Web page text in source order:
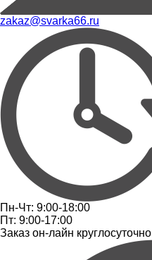
zakaz@svarka66.ru
Пн-Чт: 9:00-18:00
Пт: 9:00-17:00
Заказ он-лайн круглосуточно